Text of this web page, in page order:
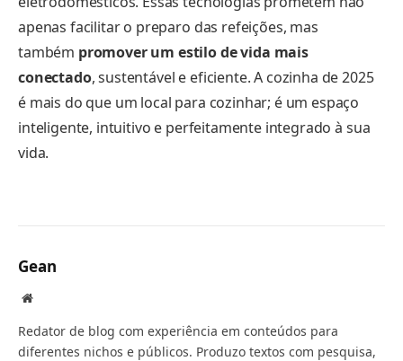
apenas facilitar o preparo das refeições, mas
também promover um estilo de vida mais
conectado, sustentável e eficiente. A cozinha de 2025
é mais do que um local para cozinhar; é um espaço
inteligente, intuitivo e perfeitamente integrado à sua
vida.
Gean
Website
Redator de blog com experiência em conteúdos para
diferentes nichos e públicos. Produzo textos com pesquisa,